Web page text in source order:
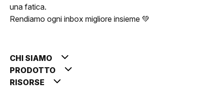
una fatica.
Rendiamo ogni inbox migliore insieme 💚
CHI SIAMO
PRODOTTO
RISORSE